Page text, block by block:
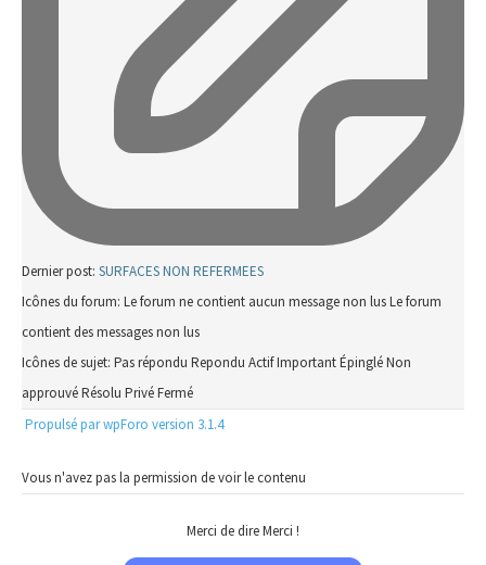
Dernier post: SURFACES NON REFERMEES
Icônes du forum: Le forum ne contient aucun message non lusLe forum
contient des messages non lus
Icônes de sujet: Pas répondu Repondu ActifImportantÉpingléNon
approuvéRésolu PrivéFermé
Propulsé par wpForo version 3.1.4
Vous n'avez pas la permission de voir le contenu
Merci de dire Merci !